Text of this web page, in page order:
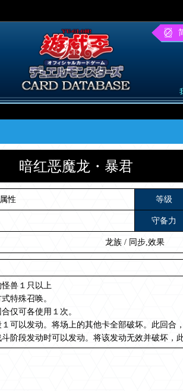
暗红恶魔龙・暴君
性 等级
守备力
龙族 / 同步,效果
兽１只以上
特殊召唤。
仅可各使用１次。
可以发动。将场上的其他卡全部破坏。此回合
阶段发动时可以发动。将该发动无效并破坏，